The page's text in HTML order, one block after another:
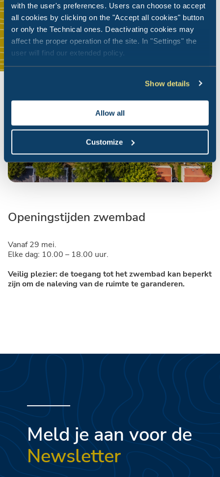
with the user's preferences. Users can choose to accept
all cookies by clicking on the "Accept all cookies" button
or only the Technical ones. Deactivating cookies may
affect the proper operation of the site. In "Settings" the
user will find our extended policy.
Show details
Allow all
Customize
Openingstijden zwembad
Vanaf 29 mei.
Elke dag: 10.00 – 18.00 uur.
Veilig plezier: de toegang tot het zwembad kan beperkt
zijn om de naleving van de ruimte te garanderen.
Meld je aan voor de
Newsletter